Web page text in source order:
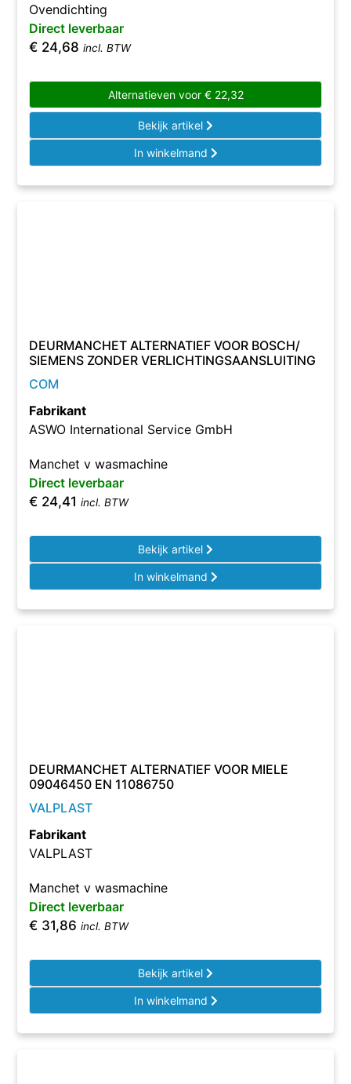
Ovendichting
Direct leverbaar
€ 24,68 incl. BTW
Alternatieven voor €22,32
Bekijk artikel
In winkelmand
DEURMANCHET ALTERNATIEF VOOR BOSCH/
SIEMENS ZONDER VERLICHTINGSAANSLUITING
COM
Fabrikant
ASWO International Service GmbH
Manchet v wasmachine
Direct leverbaar
€ 24,41 incl. BTW
Bekijk artikel
In winkelmand
DEURMANCHET ALTERNATIEF VOOR MIELE
09046450 EN 11086750
VALPLAST
Fabrikant
VALPLAST
Manchet v wasmachine
Direct leverbaar
€ 31,86 incl. BTW
Bekijk artikel
In winkelmand